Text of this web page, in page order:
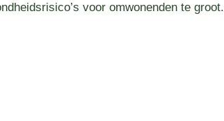
voor omwonenden te groot.